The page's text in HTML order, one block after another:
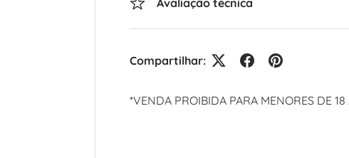
Avaliação técnica
Compartilhar:
*VENDA PROIBIDA PARA MENORES DE 18